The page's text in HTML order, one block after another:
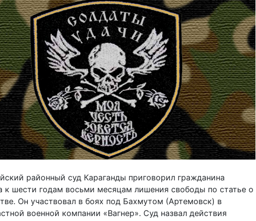
районный суд Караганды приговорил гражданина
к шести годам восьми месяцам лишения свободы по статье о
Он участвовал в боях под Бахмутом (Артемовск) в
военной компании «Вагнер». Суд назвал действия